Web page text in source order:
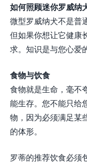
如何照顾迷你罗威纳
微型罗威纳犬不是普
但如果你想让它健康
求。知识是与您心爱
食物与饮食
食物就是生命，毫不
能生存。您不能只给
物，因为必须满足某
的体形。
罗蒂的推荐饮食必须